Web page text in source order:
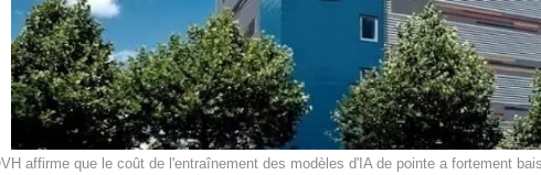
affirme que le coût de l'entraînement des modèles d'IA de pointe a fortement